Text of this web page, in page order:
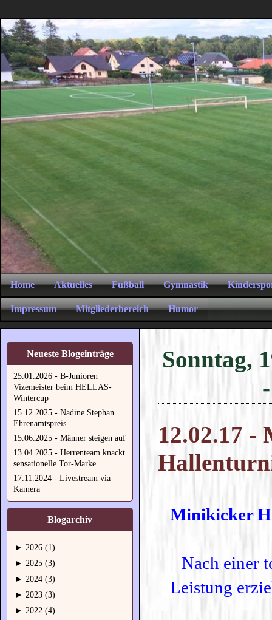
Home Aktuelles Fußball Gymnastik
Impressum Mitgliederbereich Humor
Neueste Blogeinträge
25.01.2026 - B-Junioren
Vizemeister beim HELLAS-
Wintercup
15.12.2025 - Nadine Stephan
Ehrenamtspreis
15.06.2025 - Männer steigen auf
13.04.2025 - Herrenteam knackt
sensationelle Tor-Marke
17.11.2024 - Livestream via
Kamera
Blogarchiv
► 2026 (1)
► 2025 (3)
► 2024 (3)
► 2023 (3)
► 2022 (4)
Sonntag,
12.02.17
Minikicker
Nach einer
Leistung